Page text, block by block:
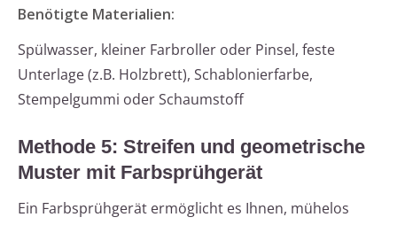
Benötigte Materialien:
Spülwasser, kleiner Farbroller oder Pinsel, feste
Unterlage (z.B. Holzbrett), Schablonierfarbe,
Stempelgummi oder Schaumstoff
Methode 5: Streifen und geometrische
Muster mit Farbsprühgerät
Ein Farbsprühgerät ermöglicht es Ihnen, mühelos